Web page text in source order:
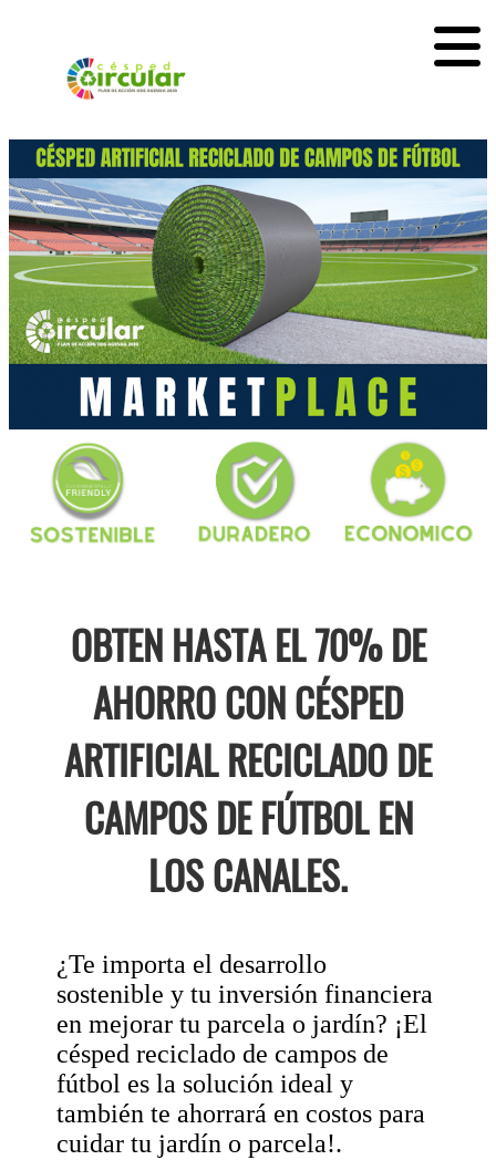
OBTEN HASTA EL 70% DE
AHORRO CON CÉSPED
ARTIFICIAL RECICLADO DE
CAMPOS DE FÚTBOL EN
LOS CANALES.
¿Te importa el desarrollo
sostenible y tu inversión financiera
en mejorar tu parcela o jardín? ¡El
césped reciclado de campos de
fútbol es la solución ideal y
también te ahorrará en costos para
cuidar tu jardín o parcela!.